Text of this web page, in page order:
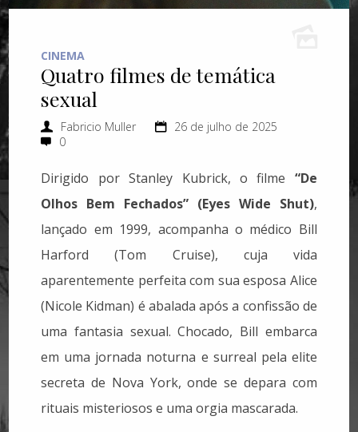
CINEMA
Quatro filmes de temática
sexual
Fabricio Muller
26 de julho de 2025
0
Dirigido por Stanley Kubrick, o filme “De
Olhos Bem Fechados” (Eyes Wide Shut),
lançado em 1999, acompanha o médico Bill
Harford (Tom Cruise), cuja vida
aparentemente perfeita com sua esposa Alice
(Nicole Kidman) é abalada após a confissão de
uma fantasia sexual. Chocado, Bill embarca
em uma jornada noturna e surreal pela elite
secreta de Nova York, onde se depara com
rituais misteriosos e uma orgia mascarada.